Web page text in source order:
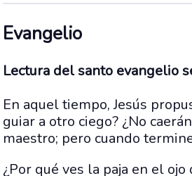
Evangelio
Lectura del santo evangelio
En aquel tiempo, Jesús
guiar a otro ciego? ¿No
maestro; pero cuando
¿Por qué ves la paja en el